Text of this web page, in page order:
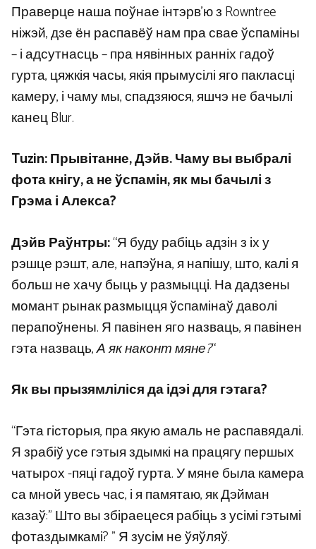
Праверце наша поўнае інтэрв’ю з Rowntree
ніжэй, дзе ён распавёў нам пра свае ўспаміны
– і адсутнасць – пра нявінных ранніх гадоў
гурта, цяжкія часы, якія прымусілі яго пакласці
камеру, і чаму мы, спадзяюся, яшчэ не бачылі
канец Blur.
Tuzin: Прывітанне, Дэйв. Чаму вы выбралі
фота кнігу, а не ўспамін, як мы бачылі з
Грэма і Алекса?
Дэйв Раўнтры:“Я буду рабіць адзін з іх у
рэшце рэшт, але, напэўна, я напішу, што, калі я
больш не хачу быць у размыцці. На дадзены
момант рынак размыцця ўспамінаў даволі
перапоўнены. Я павінен яго назваць, я павінен
гэта назваць,А як наконт мяне?“
Як вы прызямліліся да ідэі для гэтага?
“Гэта гісторыя, пра якую амаль не распавядалі.
Я зрабіў усе гэтыя здымкі на працягу першых
чатырох -пяці гадоў гурта. У мяне была камера
са мной увесь час, і я памятаю, як Дэйман
казаў:” Што вы збіраецеся рабіць з усімі гэтымі
фотаздымкамі? ” Я зусім не ўяўляў.